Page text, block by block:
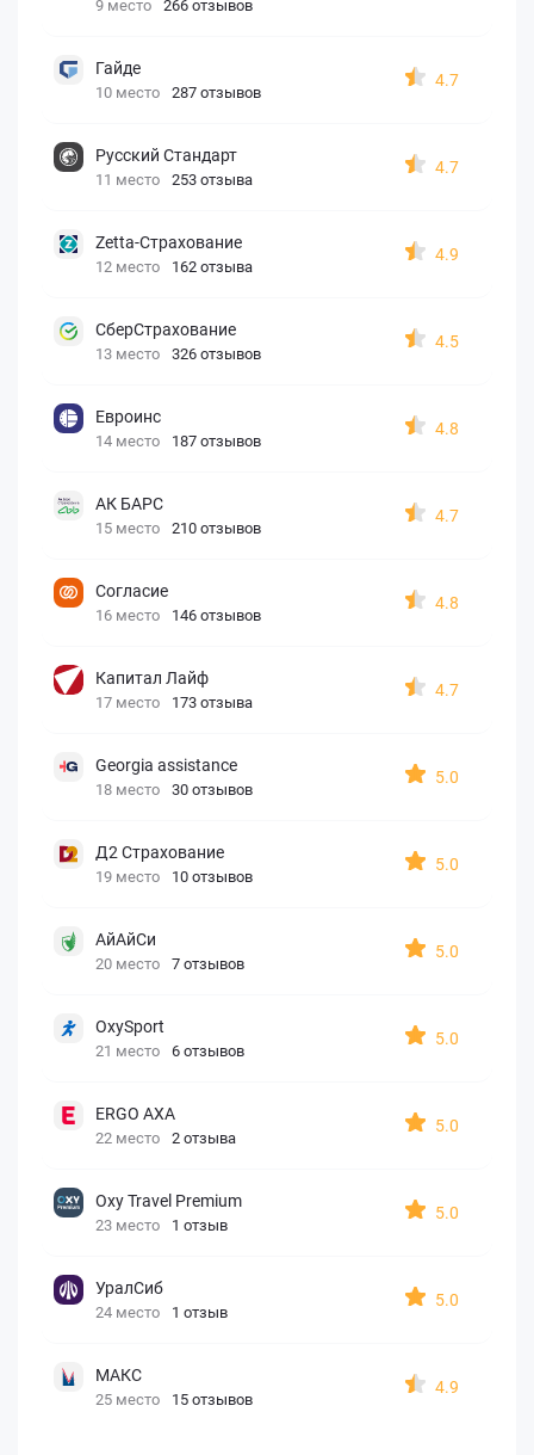
9 место 266 отзывов
Гайде
10 место 287 отзывов
4.7
Русский Стандарт
11 место 253 отзыва
4.7
Zetta-Страхование
12 место 162 отзыва
4.9
СберСтрахование
13 место 326 отзывов
4.5
Евроинс
14 место 187 отзывов
4.8
АК БАРС
15 место 210 отзывов
4.7
Согласие
16 место 146 отзывов
4.8
Капитал Лайф
17 место 173 отзыва
4.7
Georgia assistance
18 место 30 отзывов
5.0
Д2 Страхование
19 место 10 отзывов
5.0
АйАйСи
20 место 7 отзывов
5.0
OxySport
21 место 6 отзывов
5.0
ERGO AXA
22 место 2 отзыва
5.0
Oxy Travel Premium
23 место 1 отзыв
5.0
УралСиб
24 место 1 отзыв
5.0
МАКС
25 место 15 отзывов
4.9